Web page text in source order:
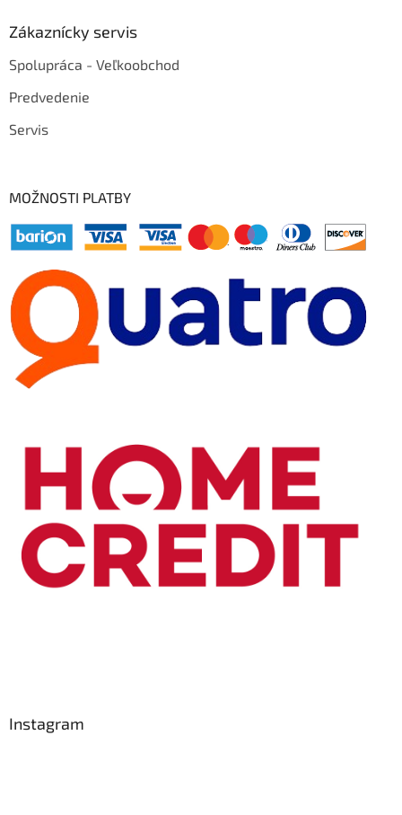
Zákaznícky servis
Spolupráca - Veľkoobchod
Predvedenie
Servis
MOŽNOSTI PLATBY
Instagram